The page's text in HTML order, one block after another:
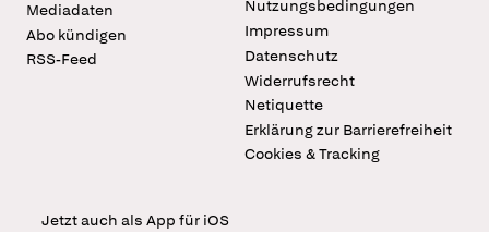
Mediadaten
Abo kündigen
RSS-Feed
Nutzungsbedingungen
Impressum
Datenschutz
Widerrufsrecht
Netiquette
Erklärung zur Barrierefreiheit
Cookies & Tracking
Jetzt auch als App für iOS